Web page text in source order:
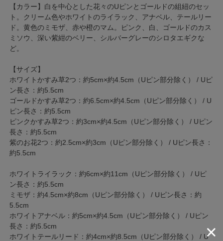
【カラー】白を中心とした花々のUピンとゴールドの組紐のセッ
ト。クリーム色やホワイトのライラック、アナベル、テールリー
ド。黄色のミモザ、赤や橙のマム。ピンク、白、ゴールドのカス
ミソウ、深い紫紺のベリー、シルバーグレーのシロタエギクな
ど。
【サイズ】
ホワイトかすみ草2つ：約5cm×約4.5cm（Uピン部分除く） / Uピ
ン長さ：約5.5cm
ゴールドかすみ草2つ：約6.5cm×約4.5cm（Uピン部分除く） / U
ピン長さ：約5.5cm
ピンクかすみ草2つ：約3cm×約4.5cm（Uピン部分除く） / Uピン
長さ：約5.5cm
紫のお花2つ：約2.5cm×約3cm（Uピン部分除く） / Uピン長さ：
約5.5cm
ホワイトライラック：約6cm×約11cm（Uピン部分除く） / Uピ
ン長さ：約5.5cm
ミモザ：約4.5cm×約8cm（Uピン部分除く） / Uピン長さ：約
5.5cm
ホワイトアナベル：約5cm×約4.5cm（Uピン部分除く） / Uピン
長さ：約5.5cm
ホワイトテールリード：約4cm×約8.5cm（Uピン部分除く） / U